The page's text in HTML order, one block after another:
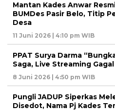
Mantan Kades Anwar
BUMDes Pasir Belo, Titip
Desa
11 Juni 2026 | 4:10 pm WIB
PPAT Surya Darma
Saga, Live Streaming
8 Juni 2026 | 4:50 pm WIB
Pungli JADUP Siperkas
Disedot, Nama Pj Kades